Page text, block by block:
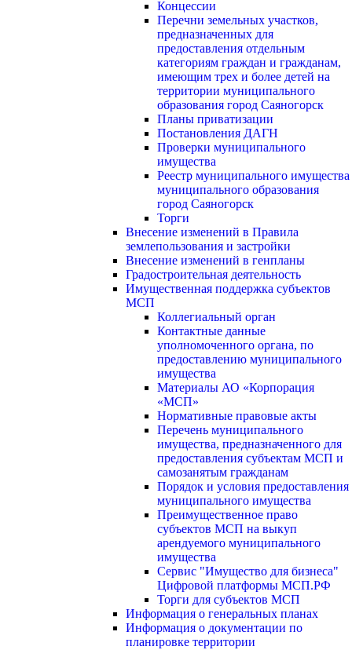
Концессии
Перечни земельных участков,
предназначенных для
предоставления отдельным
категориям граждан и гражданам,
имеющим трех и более детей на
территории муниципального
образования город Саяногорск
Планы приватизации
Постановления ДАГН
Проверки муниципального
имущества
Реестр муниципального имущества
муниципального образования
город Саяногорск
Торги
Внесение изменений в Правила
землепользования и застройки
Внесение изменений в генпланы
Градостроительная деятельность
Имущественная поддержка субъектов
МСП
Коллегиальный орган
Контактные данные
уполномоченного органа, по
предоставлению муниципального
имущества
Материалы АО «Корпорация
«МСП»
Нормативные правовые акты
Перечень муниципального
имущества, предназначенного для
предоставления субъектам МСП и
самозанятым гражданам
Порядок и условия предоставления
муниципального имущества
Преимущественное право
субъектов МСП на выкуп
арендуемого муниципального
имущества
Сервис "Имущество для бизнеса"
Цифровой платформы МСП.РФ
Торги для субъектов МСП
Информация о генеральных планах
Информация о документации по
планировке территории